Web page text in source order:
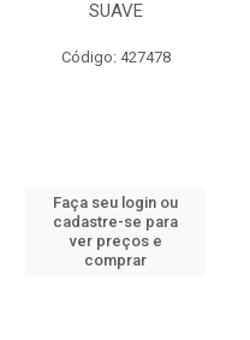
SUAVE
Código: 427478
Faça seu login ou
cadastre-se para
ver preços e
comprar